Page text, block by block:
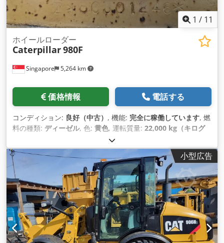
1 / 11
Singapore 5,264 km
ホイールローダー
Caterpillar980F
価格情報 電話する
コンディション: 良好（中古） , 機能: 完全に稼働しています, 燃
料の種類: ディーゼル, 色: 黄色, 運転質量: 22,000 kg（キログ
1994, 機械／車両番号:
備:キャビン, 商品説明 中古キャタピラーホイールローダー キ
ャタピラー製 モデル CAT 980F Credpfx Anjumtkmogsf ディ
ーゼルエンジン 現状販売 お問い合わせ ヴィジャイ JPNインダ
ストリアル・トレーディング社 13A パンダンクレセント、シン
ガポール 128478
小型広告